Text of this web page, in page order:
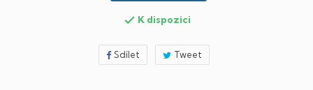
 K dispozici
Sdílet Tweet